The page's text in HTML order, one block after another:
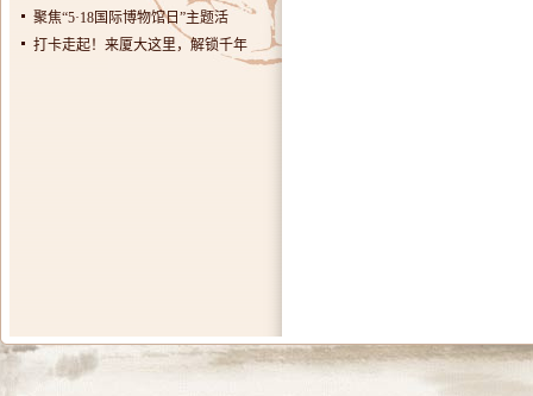
聚焦“5·18国际博物馆日”主题活
打卡走起！来厦大这里，解锁千年